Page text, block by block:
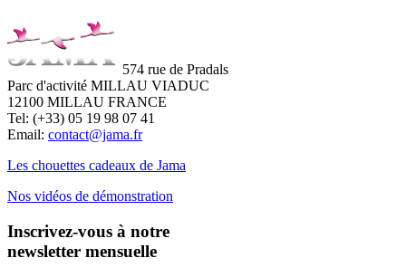
574 rue de Pradals
Parc d'activité MILLAU VIADUC
12100 MILLAU FRANCE
Tel: (+33) 05 19 98 07 41
Email: contact@jama.fr
Les chouettes cadeaux de Jama
Nos vidéos de démonstration
Inscrivez-vous à notre
newsletter mensuelle